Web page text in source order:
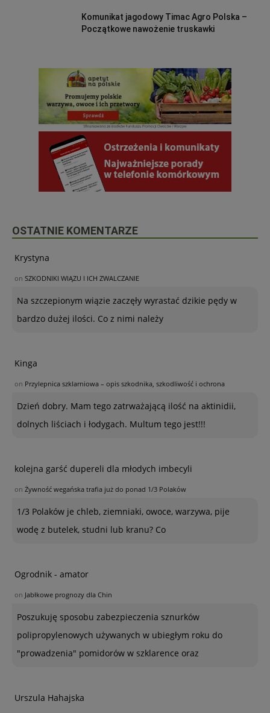
Komunikat jagodowy Timac Agro Polska –
Początkowe nawożenie truskawki
OSTATNIE KOMENTARZE
Krystyna
on SZKODNIKI WIĄZU I ICH ZWALCZANIE
Na szczepionym wiązie zaczęły wyrastać dzikie pędy w
bardzo dużej ilości. Co z nimi należy
Kinga
on Przylepnica szklarniowa – opis szkodnika, szkodliwość i ochrona
Dzień dobry. Mam tego zatrważającą ilość na aktinidii,
dolnych liściach i łodygach. Multum tego jest!!!
kolejna garść dupereli dla młodych imbecyli
on Żywność wegańska trafia już do ponad 1/3 Polaków
1/3 Polaków je chleb, ziemniaki, owoce, warzywa, pije
wodę z butelek, studni lub kranu? Co
Ogrodnik - amator
on Jabłkowe prognozy dla Chin
Poszukuję sposobu zabezpieczenia sznurków
polipropylenowych używanych w ubiegłym roku do
"prowadzenia" pomidorów w szklarence oraz
Urszula Hahajska